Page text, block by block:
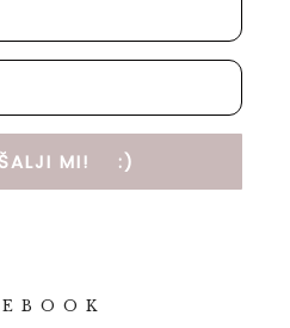
MI! :)
B O O K